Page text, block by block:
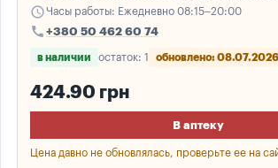
scheduleЧасы работы: Ежедневно 08:15–20:00
call +380 50 462 60 74
в наличии остаток: 1 обновлено: 08.07.2026
424.90 грн
В аптеку
Цена давно не обновлялась, проверьте ее на